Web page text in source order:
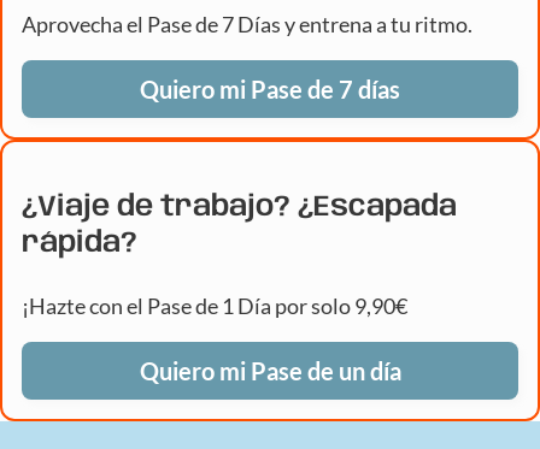
Aprovecha el Pase de 7 Días y entrena a tu ritmo.
Quiero mi Pase de 7 días
¿Viaje de trabajo? ¿Escapada
rápida?
¡Hazte con el Pase de 1 Día por solo 9,90€
Quiero mi Pase de un día